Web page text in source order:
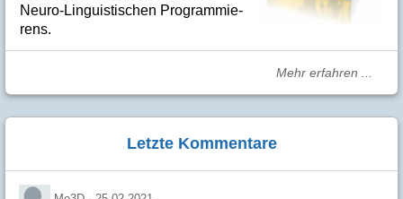
Neuro-Linguis­­ti­schen Pro­­gram­­mie­­
rens.
Mehr erfahren ...
Letzte Kommentare